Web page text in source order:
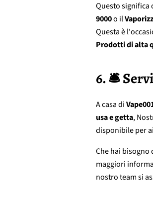
Questo significa
9000o il
Questa è
Prodotti di alta
6. 🛎️
A casa di
usa e getta,
disponibile per
Che hai bisogno
maggiori
nostro team si